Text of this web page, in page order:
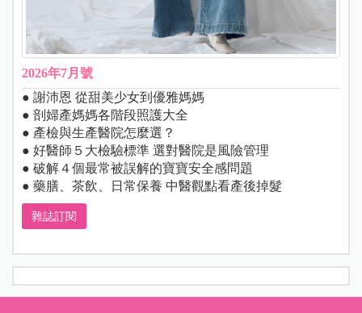
2026年7月號
● 謝沛恩 從甜美少女到優雅媽媽
● 剖婦產媽媽各階段照護大全
● 產檢與生產醫院怎麼選？
● 好醫師５大檢驗標準 選對醫院是風險管理
● 破解４個最常被誤解的寶寶安全感問題
● 藥膳、茶飲、日常保養 中醫觀點看產後掉髮
雜誌訂閱